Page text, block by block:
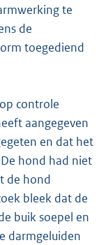
te
de
toegediend
controle
aangegeven
en dat het
hond had niet
de hond
bleek dat de
buik soepel en
darmgeluiden